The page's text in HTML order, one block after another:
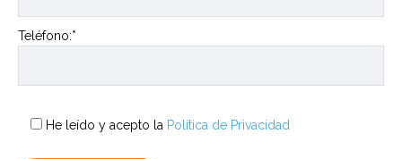
Teléfono:*
He leído y acepto la Política de Privacidad